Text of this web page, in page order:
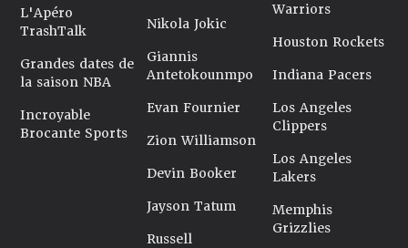
L'Apéro
TrashTalk
Grandes dates de
la saison NBA
Incroyable
Brocante Sports
Nikola Jokic
Giannis
Antetokounmpo
Evan Fournier
Zion Williamson
Devin Booker
Jayson Tatum
Russell
Warriors
Houston Rockets
Indiana Pacers
Los Angeles
Clippers
Los Angeles
Lakers
Memphis
Grizzlies